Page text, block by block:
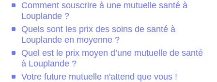
Comment souscrire à une mutuelle santé à
Louplande ?
Quels sont les prix des soins de santé à
Louplande en moyenne ?
Quel est le prix moyen d’une mutuelle de santé
à Louplande ?
Votre future mutuelle n'attend que vous !